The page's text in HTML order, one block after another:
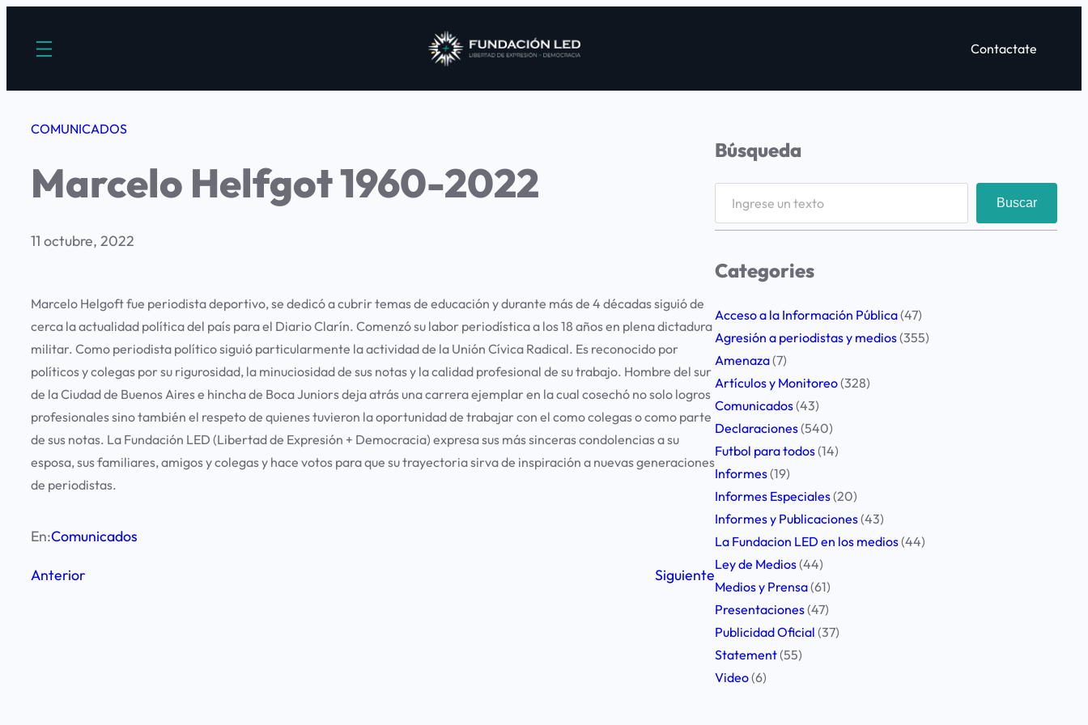
Contactate
COMUNICADOS
Marcelo Helfgot 1960-2022
11 octubre, 2022
Marcelo Helgoft fue periodista deportivo, se dedicó a cubrir temas de educación y durante más de 4 décadas siguió de
cerca la actualidad política del país para el Diario Clarín. Comenzó su labor periodística a los 18 años en plena dictadura
militar. Como periodista político siguió particularmente la actividad de la Unión Cívica Radical. Es reconocido por
políticos y colegas por su rigurosidad, la minuciosidad de sus notas y la calidad profesional de su trabajo. Hombre del sur
de la Ciudad de Buenos Aires e hincha de Boca Juniors deja atrás una carrera ejemplar en la cual cosechó no solo logros
profesionales sino también el respeto de quienes tuvieron la oportunidad de trabajar con el como colegas o como parte
de sus notas. La Fundación LED (Libertad de Expresión + Democracia) expresa sus más sinceras condolencias a su
esposa, sus familiares, amigos y colegas y hace votos para que su trayectoria sirva de inspiración a nuevas generaciones
de periodistas.
En:Comunicados
Anterior Siguiente
Búsqueda
r
h
Buscar
Categories
Acceso a la Información Pública(47)
Agresión a periodistas y medios(355)
Amenaza(7)
Artículos y Monitoreo(328)
Comunicados(43)
Declaraciones(540)
Futbol para todos(14)
Informes(19)
Informes Especiales(20)
Informes y Publicaciones(43)
La Fundacion LED en los medios(44)
Ley de Medios(44)
Medios y Prensa(61)
Presentaciones(47)
Publicidad Oficial (37)
Statement(55)
Video(6)